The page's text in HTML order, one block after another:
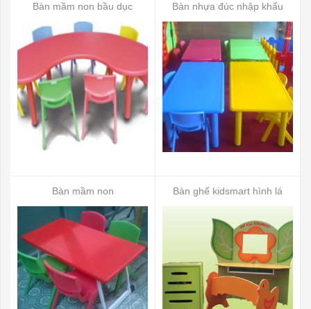
Bàn mầm non bầu dục Bàn nhựa đúc nhập khẩu
Bàn mầm non Bàn ghế kidsmart hình lá